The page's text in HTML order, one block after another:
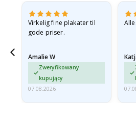
Virkelig fine plakater til
gode priser.
Amalie W
Zweryfikowany
kupujący
07.08.2026